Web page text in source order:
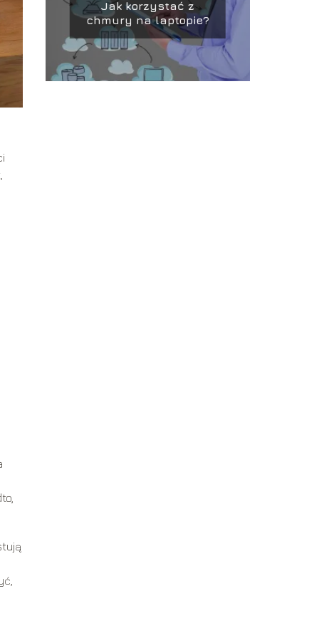
Jak korzystać z
chmury na laptopie?